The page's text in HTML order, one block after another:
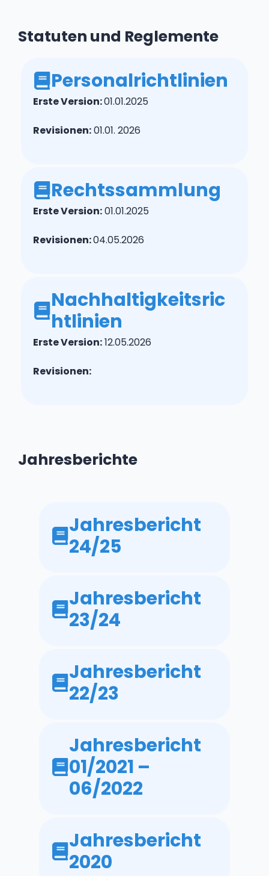
Statuten und Reglemente
Personalrichtlinien
Erste Version:01.01.2025
Revisionen:01.01. 2026
Rechtssammlung
Erste Version:01.01.2025
Revisionen:04.05.2026
Nachhaltigkeitsric
htlinien
Erste Version:12.05.2026
Revisionen:
Jahresberichte
Jahresbericht
24/25
Jahresbericht
23/24
Jahresbericht
22/23
Jahresbericht
01/2021 –
06/2022
Jahresbericht
2020